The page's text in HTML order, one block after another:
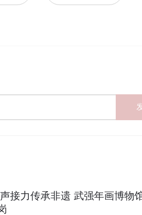
接力传承非遗 武强年画博物